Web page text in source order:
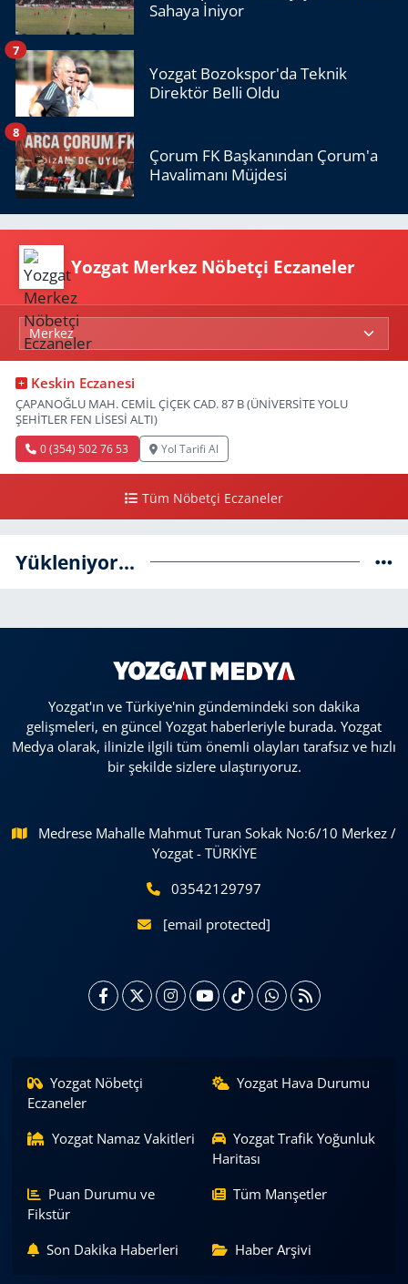
Sahaya İniyor
Yozgat Bozokspor'da Teknik
Direktör Belli Oldu
7
Çorum FK Başkanından Çorum'a
Havalimanı Müjdesi
8
Yozgat Merkez Nöbetçi Eczaneler
Keskin Eczanesi
ÇAPANOĞLU MAH. CEMİL ÇİÇEK CAD. 87 B (ÜNİVERSİTE YOLU
ŞEHİTLER FEN LİSESİ ALTI)
0 (354) 502 76 53 Yol Tarifi Al
Tüm Nöbetçi Eczaneler
Yükleniyor...
Yozgat'ın ve Türkiye'nin gündemindeki son dakika
gelişmeleri, en güncel Yozgat haberleriyle burada. Yozgat
Medya olarak, ilinizle ilgili tüm önemli olayları tarafsız ve hızlı
bir şekilde sizlere ulaştırıyoruz.
Medrese Mahalle Mahmut Turan Sokak No:6/10 Merkez /
Yozgat - TÜRKİYE
03542129797
[email protected]
Yozgat Nöbetçi
Eczaneler
Yozgat Hava Durumu
Yozgat Namaz Vakitleri
Yozgat Trafik Yoğunluk
Haritası
Puan Durumu ve
Fikstür
Tüm Manşetler
Son Dakika Haberleri Haber Arşivi